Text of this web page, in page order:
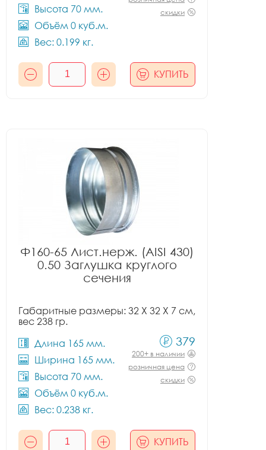
Высота 70 мм.
Объём 0 куб.м.
Вес: 0.199 кг.
скидки
КУПИТЬ
Ф160-65 Лист.нерж. (AISI 430)
0.50 Заглушка круглого
сечения
Габаритные размеры: 32 X 32 X 7 см,
вес 238 гр.
Длина 165 мм.
Ширина 165 мм.
Высота 70 мм.
Объём 0 куб.м.
Вес: 0.238 кг.
379
200+ в наличии
розничная цена
скидки
КУПИТЬ